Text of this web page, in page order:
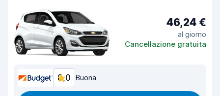
46,24 €
al giorno
Cancellazione gratuita
8,0 Buona